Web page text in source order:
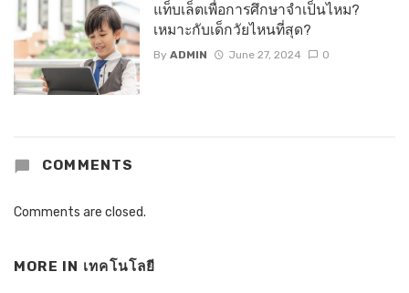
แท็บเล็ตเพื่อการศึกษาจำเป็นไหม?
เหมาะกับเด็กวัยไหนที่สุด?
By ADMIN June 27, 2024 0
COMMENTS
Comments are closed.
MORE IN เทคโนโลยี